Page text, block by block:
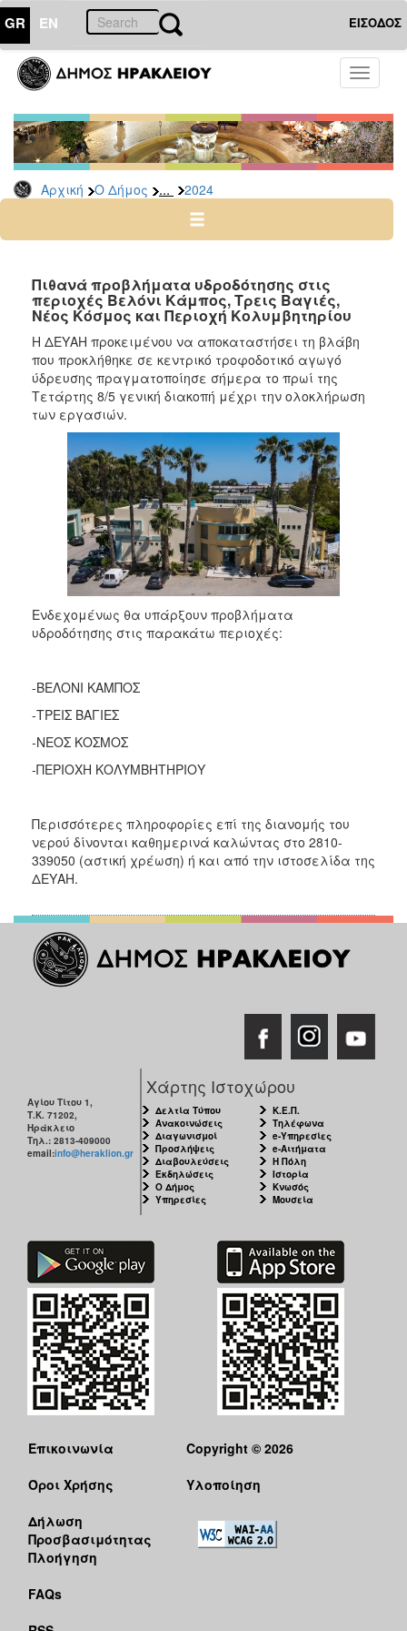
GR EN ΕΙΣΟΔΟΣ
Toggle
Αρχική Ο Δήμος ... 2024
ΔΗΜΟΣ
Δελτία
Τύπου
Αρχείο
2026
2024
2022
2020
2019
2018
2017
2016
2015
2013
2012
2011
2010
2006
ΑΝΘΕΚΤΙΚΗ
ΠΟΛΗ
Πιθανά προβλήματα υδροδότησης στις
περιοχές Βελόνι Κάμπος, Τρεις Βαγιές,
Νέος Κόσμος και Περιοχή Κολυμβητηρίου
Η ΔΕΥΑΗ προκειμένου να αποκαταστήσει τη βλάβη
που προκλήθηκε σε κεντρικό τροφοδοτικό αγωγό
ύδρευσης πραγματοποίησε σήμερα το πρωί της
Τετάρτης 8/5 γενική διακοπή μέχρι την ολοκλήρωση
των εργασιών.
Ενδεχομένως θα υπάρξουν προβλήματα
υδροδότησης στις παρακάτω περιοχές:
-ΒΕΛΟΝΙ ΚΑΜΠΟΣ
-ΤΡΕΙΣ ΒΑΓΙΕΣ
-ΝΕΟΣ ΚΟΣΜΟΣ
-ΠΕΡΙΟΧΗ ΚΟΛΥΜΒΗΤΗΡΙΟΥ
Περισσότερες πληροφορίες επί της διανομής του
νερού δίνονται καθημερινά καλώντας στο 2810-
339050 (αστική χρέωση) ή και από την ιστοσελίδα της
ΔΕΥΑΗ.
Αγίου Τίτου 1,
Τ.Κ. 71202,
Ηράκλειο
Τηλ.: 2813-409000
email:info@heraklion.gr
Χάρτης Ιστοχώρου
Δελτία Τύπου
Ανακοινώσεις
Διαγωνισμοί
Προσλήψεις
Διαβουλεύσεις
Εκδηλώσεις
Ο Δήμος
Υπηρεσίες
Κ.Ε.Π.
Τηλέφωνα
e-Υπηρεσίες
e-Αιτήματα
Η Πόλη
Ιστορία
Κνωσός
Μουσεία
Επικοινωνία
Όροι Χρήσης
Δήλωση
Προσβασιμότητας
Πλοήγηση
FAQs
Copyright © 2026
Υλοποίηση